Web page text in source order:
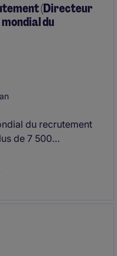
(Directeur
du
du recrutement
de 7 500
depuis notre
le groupe continue